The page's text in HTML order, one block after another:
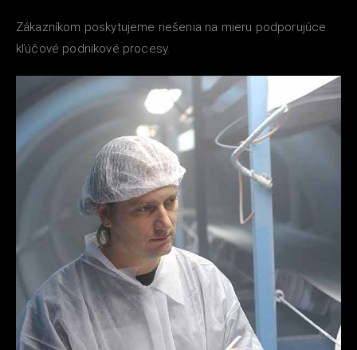
Zákazníkom poskytujeme riešenia na mieru podporujúce
kľúčové podnikové procesy.